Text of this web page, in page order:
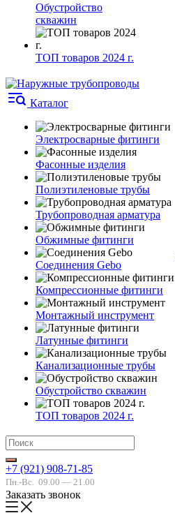
Обустройство
скважин
ТОП товаров 2024 г.
Каталог
Электросварные фитинги
Фасонные изделия
Полиэтиленовые трубы
Трубопроводная арматура
Обжимные фитинги
Соединения Gebo
Компрессионные фитинги
Монтажный инструмент
Латунные фитинги
Канализационные трубы
Обустройство скважин
ТОП товаров 2024 г.
+7 (921) 908-71-85
Пн.-Вс. 09.00 — 21.00
Заказать звонок